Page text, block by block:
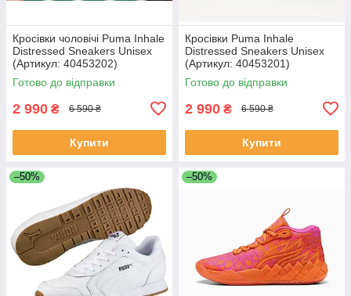
Кросівки чоловічі Puma Inhale
Distressed Sneakers Unisex
(Артикул: 40453202)
Готово до відправки
2 990 ₴ 6 590 ₴
Купити
Кросівки Puma Inhale
Distressed Sneakers Unisex
(Артикул: 40453201)
Готово до відправки
2 990 ₴ 6 590 ₴
Купити
–50% –50%